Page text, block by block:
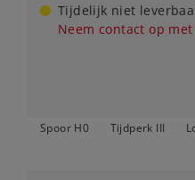
Tijdelijk niet
Neem contact op
Spoor H0 Tijdperk III